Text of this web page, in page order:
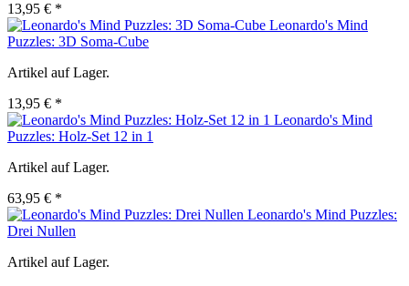
13,95 € *
Leonardo's Mind
Puzzles: 3D Soma-Cube
Artikel auf Lager.
13,95 € *
Leonardo's Mind
Puzzles: Holz-Set 12 in 1
Artikel auf Lager.
63,95 € *
Leonardo's Mind Puzzles:
Drei Nullen
Artikel auf Lager.